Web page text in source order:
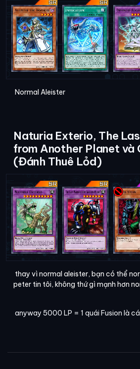
Normal Aleister
Naturia Exterio, The
from Another Planet và
(Đánh Thuê Lỏd)
thay vì normal aleister, bạn có thể
peter tin tôi, không thứ gì mạnh hơn
anyway 5000 LP = 1 quái Fusion là